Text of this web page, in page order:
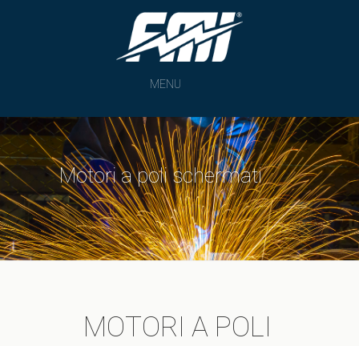
MENU
Motori a poli schermati
MOTORI A POLI